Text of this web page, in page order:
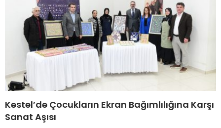
Kestel’de Çocukların Ekran Bağımlılığına Karşı
Sanat Aşısı